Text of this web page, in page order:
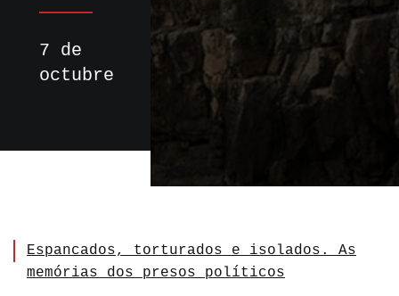
7 de
octubre
Espancados, torturados e isolados. As
memórias dos presos políticos